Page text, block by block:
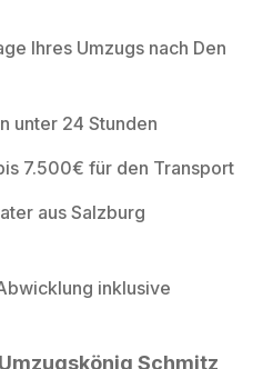
Ihres Umzugs nach Den
unter 24 Stunden
7.500€ für den Transport
aus Salzburg
inklusive
Schmitz